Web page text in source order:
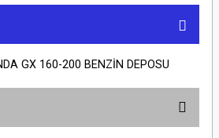
GX 160-200 BENZİN DEPOSU